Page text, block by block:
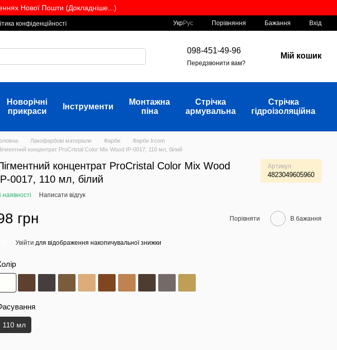
Нової Пошти (Докладніше...)
конфіденційності УкрРус Порівняння Бажання Вхід
098-451-49-96
Передзвонити вам?
Мій кошик
Новорічні
прикраси
Інструменти
Монтажна
піна
Стрічка
армувальна
Стрічка
гідроізоляційна
Лакофарбові матеріали Фарби
Фарби Ircom
концентрат ProCristal Color Mix Wood IР-0017, 110 мл, білий
концентрат ProCristal Color Mix Wood
0017, 110 мл, білий
Артикул
4823049605960
наявності Написати відгук
грн Порівняти В бажання
Увійти для відображення накопичувальної знижки
110 мл